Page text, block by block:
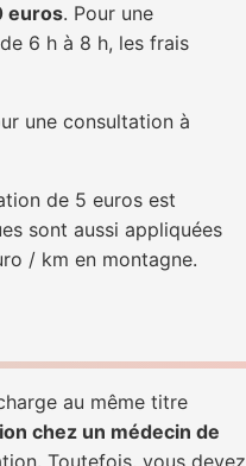
euros. Pour une
6 h à 8 h, les frais
une consultation à
de 5 euros est
sont aussi appliquées
/ km en montagne.
au même titre
chez un médecin de
Toutefois, vous devez